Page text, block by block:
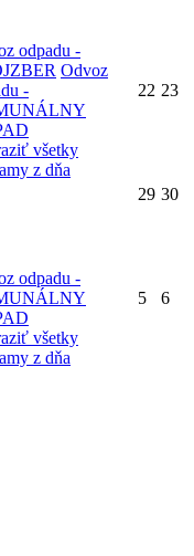
odpadu -
Odvoz
-
všetky
z dňa
22 23
29 30
odpadu -
všetky
z dňa
5 6